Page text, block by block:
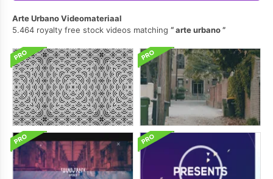
Arte Urbano Videomateriaal
5.464 royalty free stock videos matching
arte urbano